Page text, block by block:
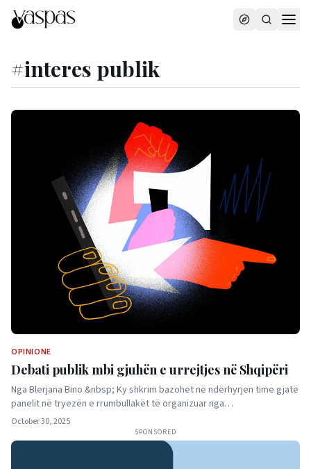
#interes publik
OPINIONE
Debati publik mbi gjuhën e urrejtjes në Shqipëri
Nga Blerjana Bino &nbsp; Ky shkrim bazohet në ndërhyrjen time gjatë
panelit në tryezën e rrumbullakët të organizuar nga…
October 30, 2025
SPONSORED